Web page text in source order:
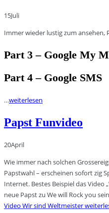
15Juli
Immer wieder lustig zum ansehen,
Part 3 – Google My
Part 4 – Google SMS
…weiterlesen
Papst Funvideo
20April
Wie immer nach solchen
Papstwahl – erscheinen sofort zig
Internet. Bestes Beispiel das Video
neue Papst zu We will Rock you
Video Wir sind Weltmeister